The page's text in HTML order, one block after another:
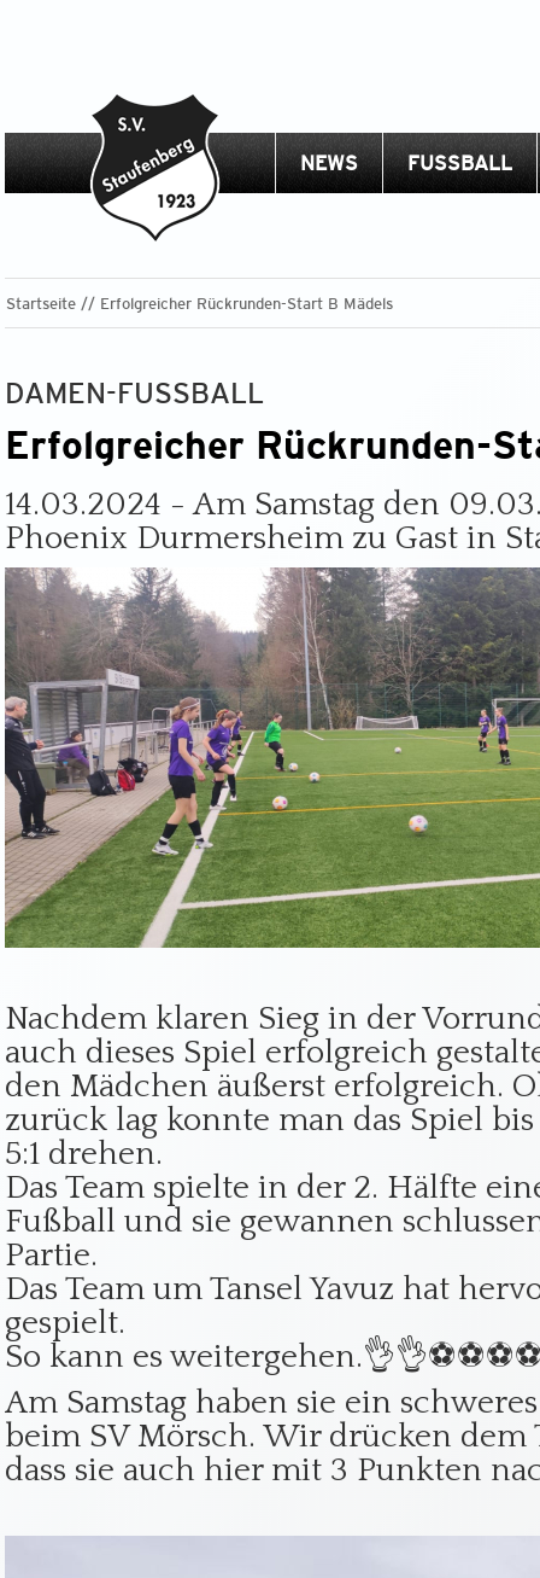
NEWS FUSSBALL
Startseite Erfolgreicher Rückrunden-Start B Mädels
DAMEN-FUSSBALL
Erfolgreicher Rückrunden-
14.03.2024 - Am Samstag den
Phoenix Durmersheim zu Gast in
Nachdem klaren Sieg in der
auch dieses Spiel erfolgreich
den Mädchen äußerst erfolgreich.
zurück lag konnte man das Spiel
5:1 drehen.
Das Team spielte in der 2. Hälfte
Fußball und sie gewannen
Partie.
Das Team um Tansel Yavuz hat
gespielt.
So kann es
Am Samstag haben sie ein
beim SV Mörsch. Wir drücken dem
dass sie auch hier mit 3 Punkten